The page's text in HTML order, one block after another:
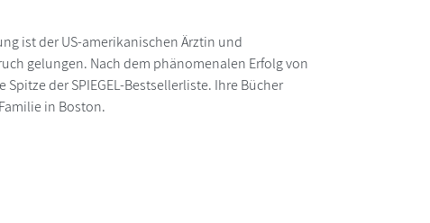
ist der US-amerikanischen Ärztin und
gelungen. Nach dem phänomenalen Erfolg von
der SPIEGEL-Bestsellerliste. Ihre Bücher
in Boston.